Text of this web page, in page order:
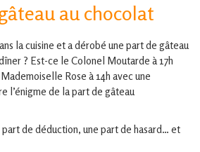
au chocolat
la cuisine et a dérobé une part de gâteau
? Est-ce le Colonel Moutarde à 17h
Rose à 14h avec une
l’énigme de la part de gâteau
de déduction, une part de hasard… et